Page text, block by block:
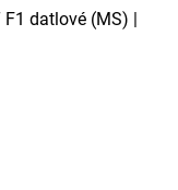
datlové (MS) |